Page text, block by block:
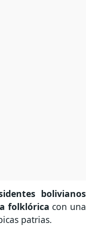
bolivianos
folklórica con una
patrias.